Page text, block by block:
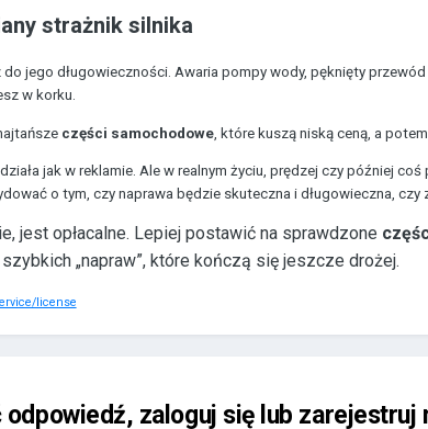
strażnik silnika
jego długowieczności. Awaria pompy wody, pęknięty
w korku.
części samochodowe, które kuszą niską ceną, a
jak w reklamie. Ale w realnym życiu, prędzej czy później
o tym, czy naprawa będzie skuteczna i długowieczna,
jest opłacalne. Lepiej postawić na sprawdzone
„napraw”, które kończą się jeszcze drożej.
license
zaloguj się lub zarejestruj